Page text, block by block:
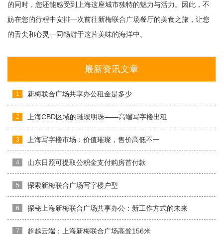
的同时，您还能感受到上海这座城市独特的魅力与活力。因此，不
妨在您的行程中安排一次前往新梅联合广场餐厅的美食之旅，让您
的舌尖和心灵一同畅游于这片美味的海洋中。
最新资讯文章
1 新梅联合广场共享办公租金是多少
2 上海CBD区域的璀璨明珠——高端写字楼出租
3 上海写字楼市场：价值璀璨，售价高低不一
4 山东日照可提取公积金支付购房首付款
5 探索新梅联合广场写字楼户型
6 探秘上海新梅联合广场共享办公：新工作方式的未来
7 超越云端：上海新梅联合广场高耸156米